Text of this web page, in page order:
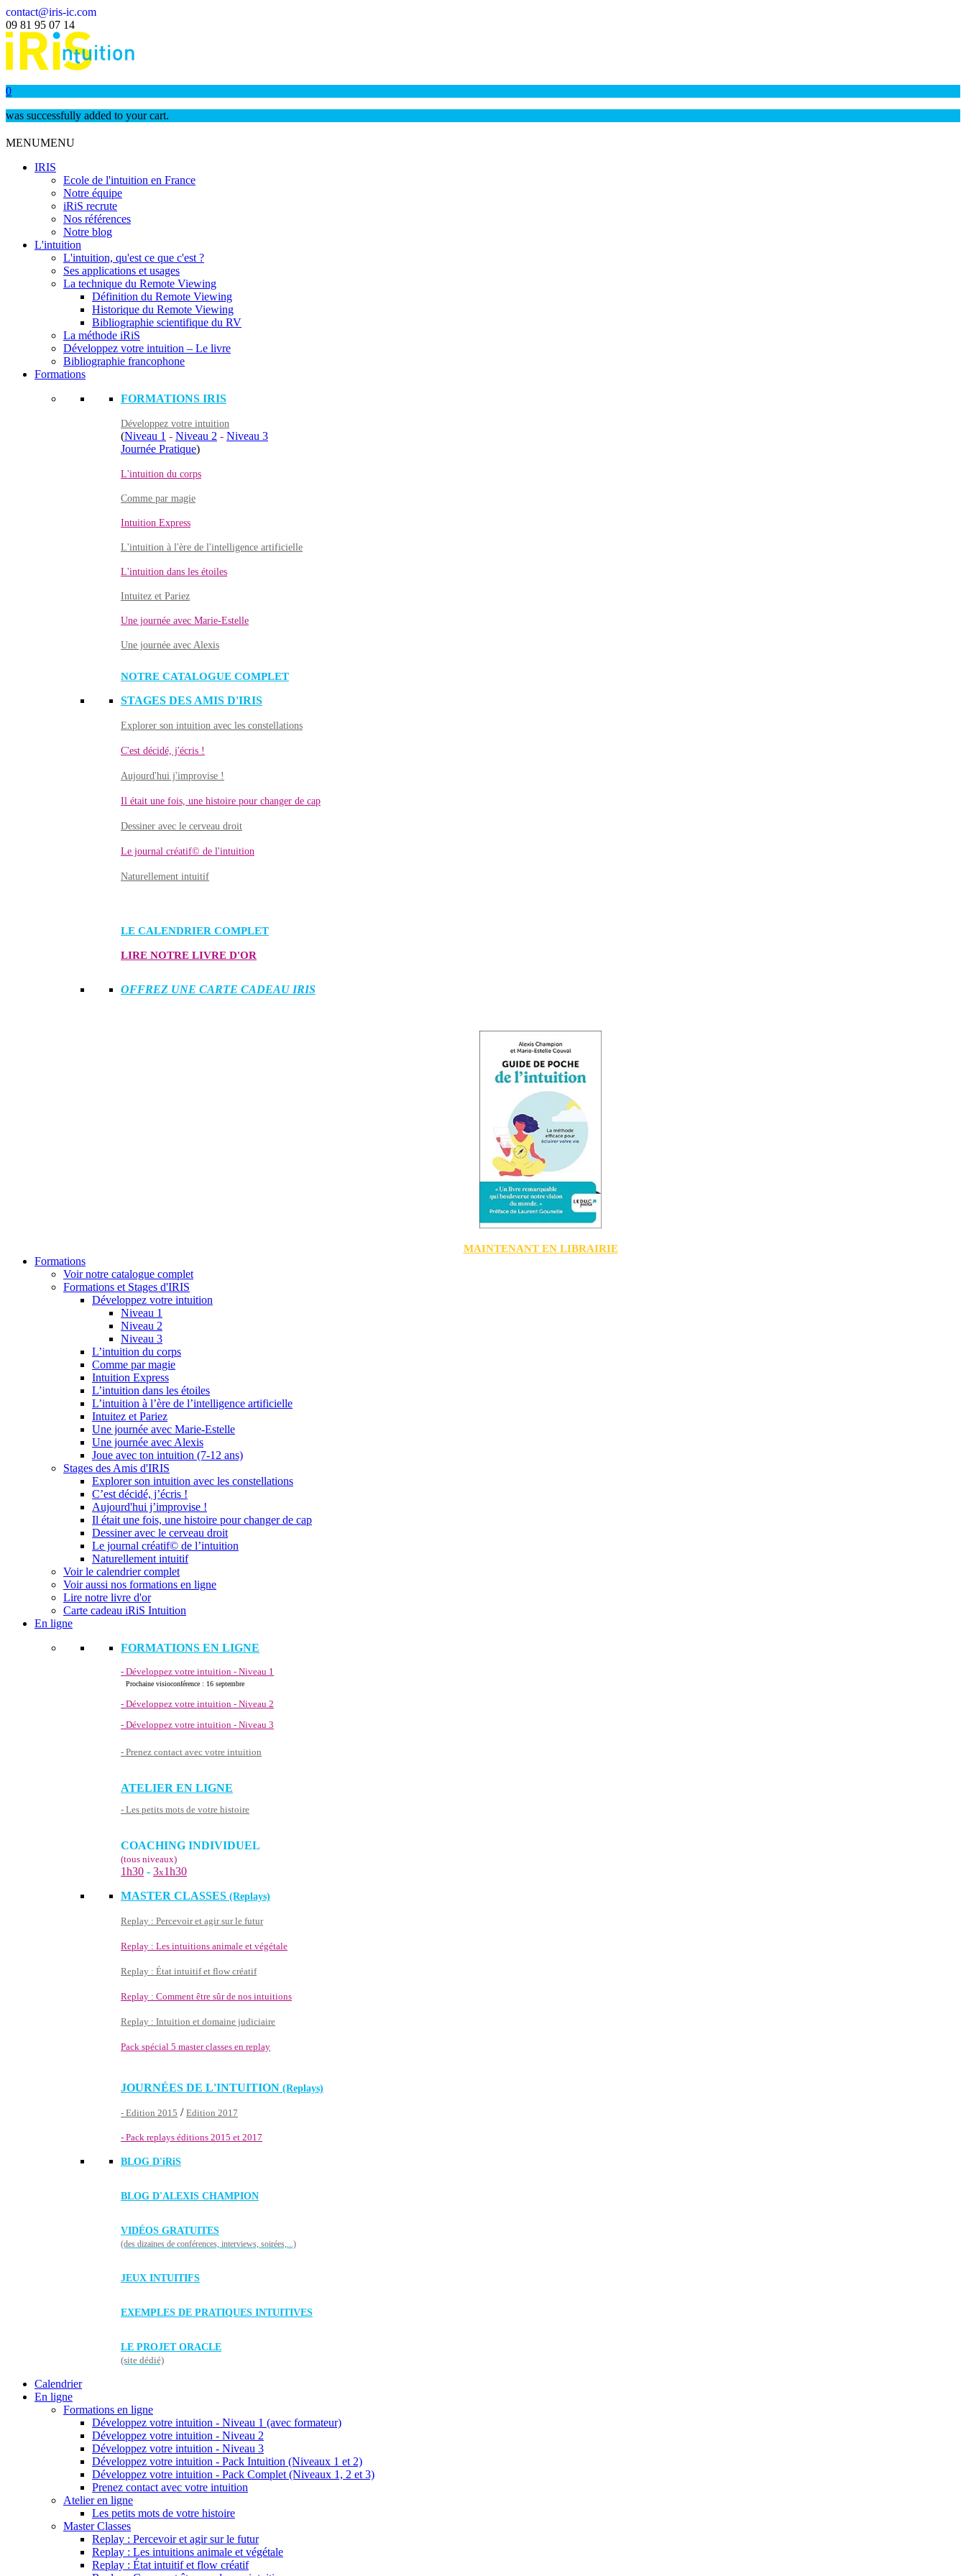
contact@iris-ic.com
09 81 95 07 14
0
was successfully added to your cart.
MENUMENU
IRIS
Ecole de l'intuition en France
Notre équipe
iRiS recrute
Nos références
Notre blog
L'intuition
L'intuition, qu'est ce que c'est ?
Ses applications et usages
La technique du Remote Viewing
Définition du Remote Viewing
Historique du Remote Viewing
Bibliographie scientifique du RV
La méthode iRiS
Développez votre intuition – Le livre
Bibliographie francophone
Formations
FORMATIONS IRIS
Développez votre intuition
(Niveau 1 - Niveau 2 - Niveau 3
Journée Pratique)
L'intuition du corps
Comme par magie
Intuition Express
L'intuition à l'ère de l'intelligence artificielle
L'intuition dans les étoiles
Intuitez et Pariez
Une journée avec Marie-Estelle
Une journée avec Alexis
NOTRE CATALOGUE COMPLET
STAGES DES AMIS D'IRIS
Explorer son intuition avec les constellations
C'est décidé, j'écris !
Aujourd'hui j'improvise !
Il était une fois, une histoire pour changer de cap
Dessiner avec le cerveau droit
Le journal créatif© de l'intuition
Naturellement intuitif
LE CALENDRIER COMPLET
LIRE NOTRE LIVRE D'OR
OFFREZ UNE CARTE CADEAU IRIS
MAINTENANT EN LIBRAIRIE
Formations
Voir notre catalogue complet
Formations et Stages d'IRIS
Développez votre intuition
Niveau 1
Niveau 2
Niveau 3
L’intuition du corps
Comme par magie
Intuition Express
L’intuition dans les étoiles
L’intuition à l’ère de l’intelligence artificielle
Intuitez et Pariez
Une journée avec Marie-Estelle
Une journée avec Alexis
Joue avec ton intuition (7-12 ans)
Stages des Amis d'IRIS
Explorer son intuition avec les constellations
C’est décidé, j’écris !
Aujourd'hui j’improvise !
Il était une fois, une histoire pour changer de cap
Dessiner avec le cerveau droit
Le journal créatif© de l’intuition
Naturellement intuitif
Voir le calendrier complet
Voir aussi nos formations en ligne
Lire notre livre d'or
Carte cadeau iRiS Intuition
En ligne
FORMATIONS EN LIGNE
- Développez votre intuition - Niveau 1
Prochaine visioconférence : 16 septembre
- Développez votre intuition - Niveau 2
- Développez votre intuition - Niveau 3
- Prenez contact avec votre intuition
ATELIER EN LIGNE
- Les petits mots de votre histoire
COACHING INDIVIDUEL
(tous niveaux)
1h30 - 3x1h30
MASTER CLASSES (Replays)
Replay : Percevoir et agir sur le futur
Replay : Les intuitions animale et végétale
Replay : État intuitif et flow créatif
Replay : Comment être sûr de nos intuitions
Replay : Intuition et domaine judiciaire
Pack spécial 5 master classes en replay
JOURNÉES DE L'INTUITION (Replays)
- Edition 2015 / Edition 2017
- Pack replays éditions 2015 et 2017
BLOG D'iRiS
BLOG D'ALEXIS CHAMPION
VIDÉOS GRATUITES
(des dizaines de conférences, interviews, soirées,...)
JEUX INTUITIFS
EXEMPLES DE PRATIQUES INTUITIVES
LE PROJET ORACLE
(site dédié)
Calendrier
En ligne
Formations en ligne
Développez votre intuition - Niveau 1 (avec formateur)
Développez votre intuition - Niveau 2
Développez votre intuition - Niveau 3
Développez votre intuition - Pack Intuition (Niveaux 1 et 2)
Développez votre intuition - Pack Complet (Niveaux 1, 2 et 3)
Prenez contact avec votre intuition
Atelier en ligne
Les petits mots de votre histoire
Master Classes
Replay : Percevoir et agir sur le futur
Replay : Les intuitions animale et végétale
Replay : État intuitif et flow créatif